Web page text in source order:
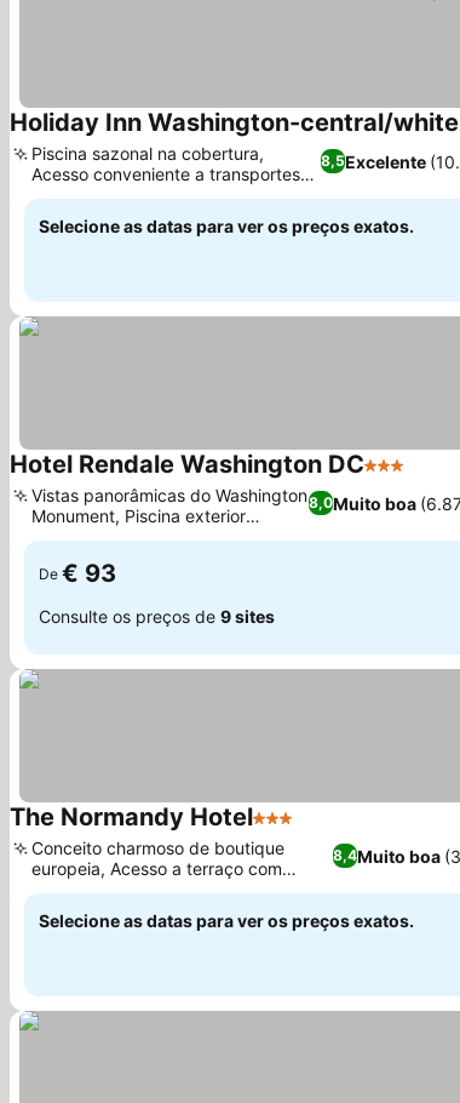
Holiday Inn Washington-central/white
8,5Excelente
Piscina sazonal na cobertura,
Acesso conveniente a transportes
multimodais
Selecione as datas para ver os preços exatos.
Hotel Rendale Washington DC3 Estrelas
8,0Muito boa
Vistas panorâmicas do Washington
Monument, Piscina exterior
sazonal
De € 93
Consulte os preços de 9 sites
The Normandy Hotel3 Estrelas
8,4Muito boa
Conceito charmoso de boutique
europeia, Acesso a terraço com
jardim privativo
Selecione as datas para ver os preços exatos.